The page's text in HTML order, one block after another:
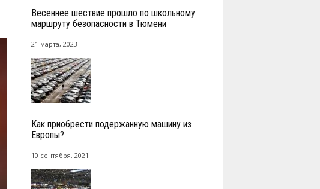
Весеннее шествие прошло по школьному
маршруту безопасности в Тюмени
21 марта, 2023
Как приобрести подержанную машину из
Европы?
10 сентября, 2021